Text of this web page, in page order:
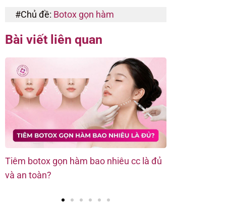
#Chủ đề: Botox gọn hàm
Bài viết liên quan
Tiêm botox gọn hàm bao nhiêu cc là đủ
và an toàn?